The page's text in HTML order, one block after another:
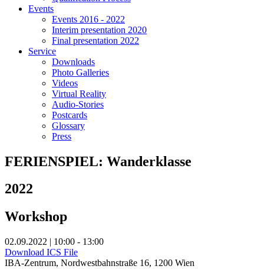
Events
Events 2016 - 2022
Interim presentation 2020
Final presentation 2022
Service
Downloads
Photo Galleries
Videos
Virtual Reality
Audio-Stories
Postcards
Glossary
Press
FERIENSPIEL: Wanderklasse
2022
Workshop
02.09.2022 | 10:00 - 13:00
Download ICS File
IBA-Zentrum, Nordwestbahnstraße 16, 1200 Wien